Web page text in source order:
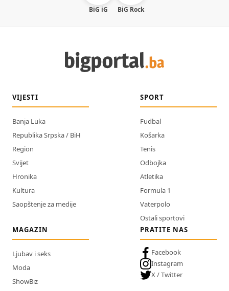
BiG iG BiG Rock
VIJESTI
Banja Luka
Republika Srpska / BiH
Region
Svijet
Hronika
Kultura
Saopštenje za medije
SPORT
Fudbal
Košarka
Tenis
Odbojka
Atletika
Formula 1
Vaterpolo
Ostali sportovi
MAGAZIN
Ljubav i seks
Moda
ShowBiz
PRATITE NAS
Facebook
Instagram
X / Twitter